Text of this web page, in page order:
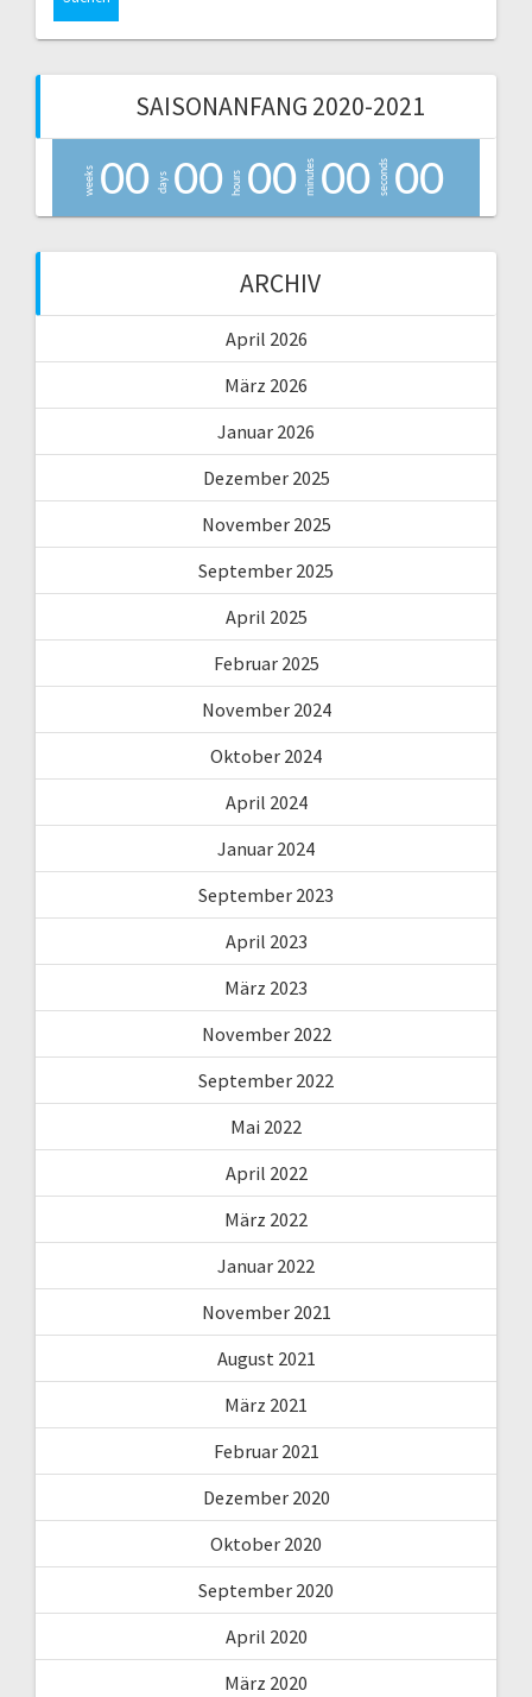
SAISONANFANG 2020-2021
weeks 00 days 00 hours 00 minutes 00 seconds 00
ARCHIV
April 2026
März 2026
Januar 2026
Dezember 2025
November 2025
September 2025
April 2025
Februar 2025
November 2024
Oktober 2024
April 2024
Januar 2024
September 2023
April 2023
März 2023
November 2022
September 2022
Mai 2022
April 2022
März 2022
Januar 2022
November 2021
August 2021
März 2021
Februar 2021
Dezember 2020
Oktober 2020
September 2020
April 2020
März 2020